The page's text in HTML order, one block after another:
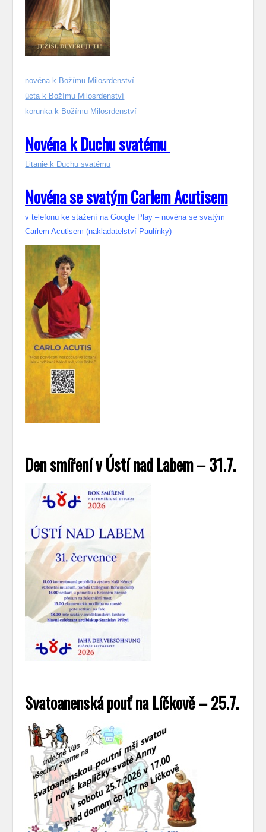
novéna k Božímu Milosrdenství
úcta k Božímu Milosrdenství
korunka k Božímu Milosrdenství
Novéna k Duchu svatému
Litanie k Duchu svatému
Novéna se svatým Carlem Acutisem
v telefonu ke stažení na Google Play – novéna se svatým
Carlem Acutisem (nakladatelství Paulínky)
Den smíření v Ústí nad Labem – 31.7.
Svatoanenská pouť na Líčkově – 25.7.